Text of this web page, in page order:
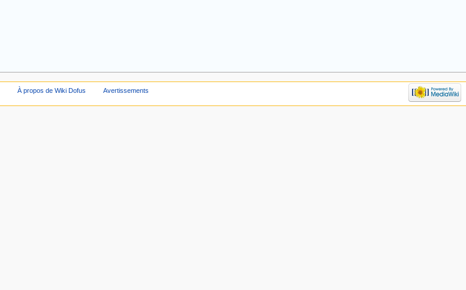
À propos de Wiki Dofus Avertissements